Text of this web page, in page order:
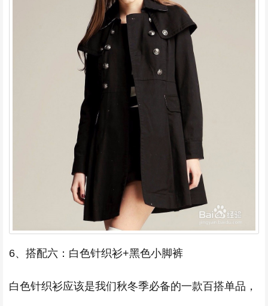
6、搭配六：白色针织衫+黑色小脚裤
白色针织衫应该是我们秋冬季必备的一款百搭单品，